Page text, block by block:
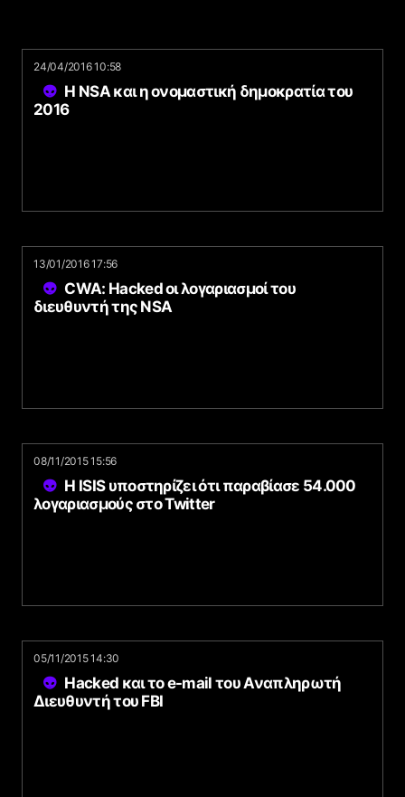
24/04/2016 10:58
Η NSA και η ονομαστική δημοκρατία του
2016
13/01/2016 17:56
CWA: Hacked οι λογαριασμοί του
διευθυντή της NSA
08/11/2015 15:56
Η ISIS υποστηρίζει ότι παραβίασε 54.000
λογαριασμούς στο Twitter
05/11/2015 14:30
Hacked και το e-mail του Αναπληρωτή
Διευθυντή του FBI